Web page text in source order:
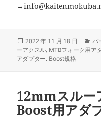
→
投
稿
日:
2022 年 11 月 18 日
カ
テ
パ
ーアクスル, MTBフォーク用ア
アダプター. Boost規格
12mmスルー
Boost用アダ